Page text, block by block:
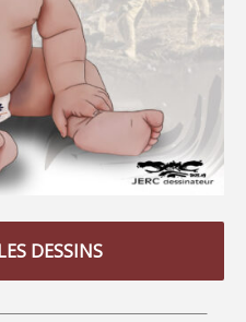
DESSINS